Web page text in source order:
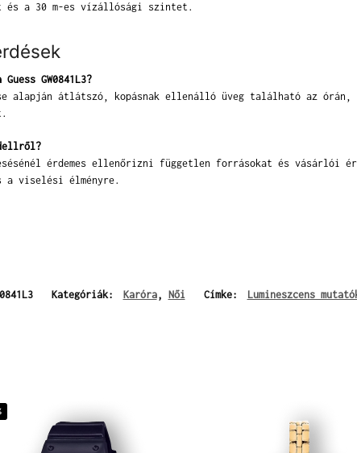
és a 30 m-es vízállósági szintet.
GW0841L3?
alapján átlátszó, kopásnak ellenálló üveg található az órán,
érdemes ellenőrizni független forrásokat és vásárlói
a viselési élményre.
Kategóriák: Karóra, Női Címke: Lumineszcens